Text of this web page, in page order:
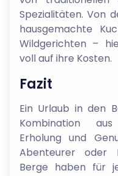
Spezialitäten. Von
hausgemachte
Wildgerichten –
voll auf ihre Kosten.
Fazit
Ein Urlaub in den
Kombination
Erholung und
Abenteurer oder
Berge haben für